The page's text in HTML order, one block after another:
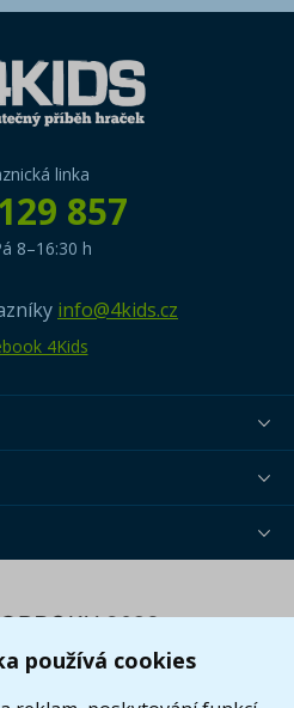
používá cookies
linka
857
8–16:30 h
info@4kids.cz
4Kids